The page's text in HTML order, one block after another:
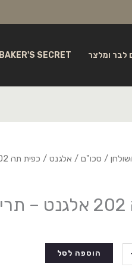
לבר ומלצר BAKER'S SECRET
/ סכו"ם / אלגנט / כפית תה 202 אלגנט – תריסר
הוספה לסל